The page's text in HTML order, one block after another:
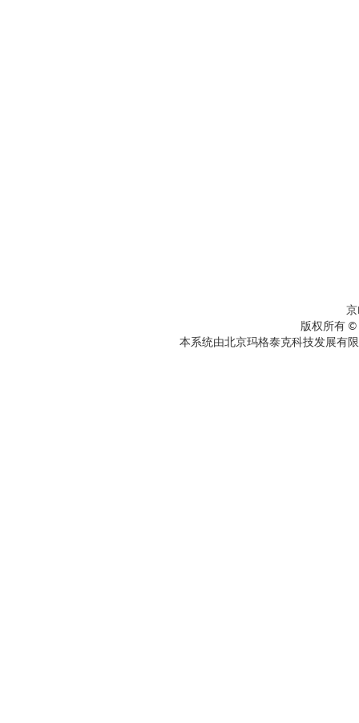
京
版权所有 ©
本系统由北京玛格泰克科技发展有